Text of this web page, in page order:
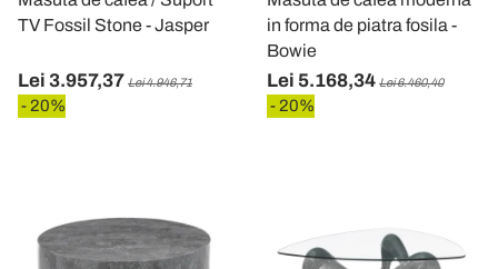
TV Fossil Stone - Jasper
Lei 3.957,37 Lei 4.946,71
- 20%
in forma de piatra fosila -
Bowie
Lei 5.168,34 Lei 6.460,40
- 20%